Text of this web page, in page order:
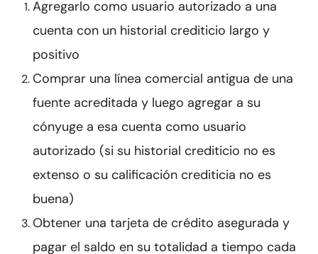
Agregarlo como usuario autorizado a una
cuenta con un historial crediticio largo y
positivo
Comprar una línea comercial antigua de una
fuente acreditada y luego agregar a su
cónyuge a esa cuenta como usuario
autorizado (si su historial crediticio no es
extenso o su calificación crediticia no es
buena)
Obtener una tarjeta de crédito asegurada y
pagar el saldo en su totalidad a tiempo cada